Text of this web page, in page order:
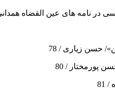
در نامه های عین القضاه
حسن زیاری / 78
پورمختار / 80